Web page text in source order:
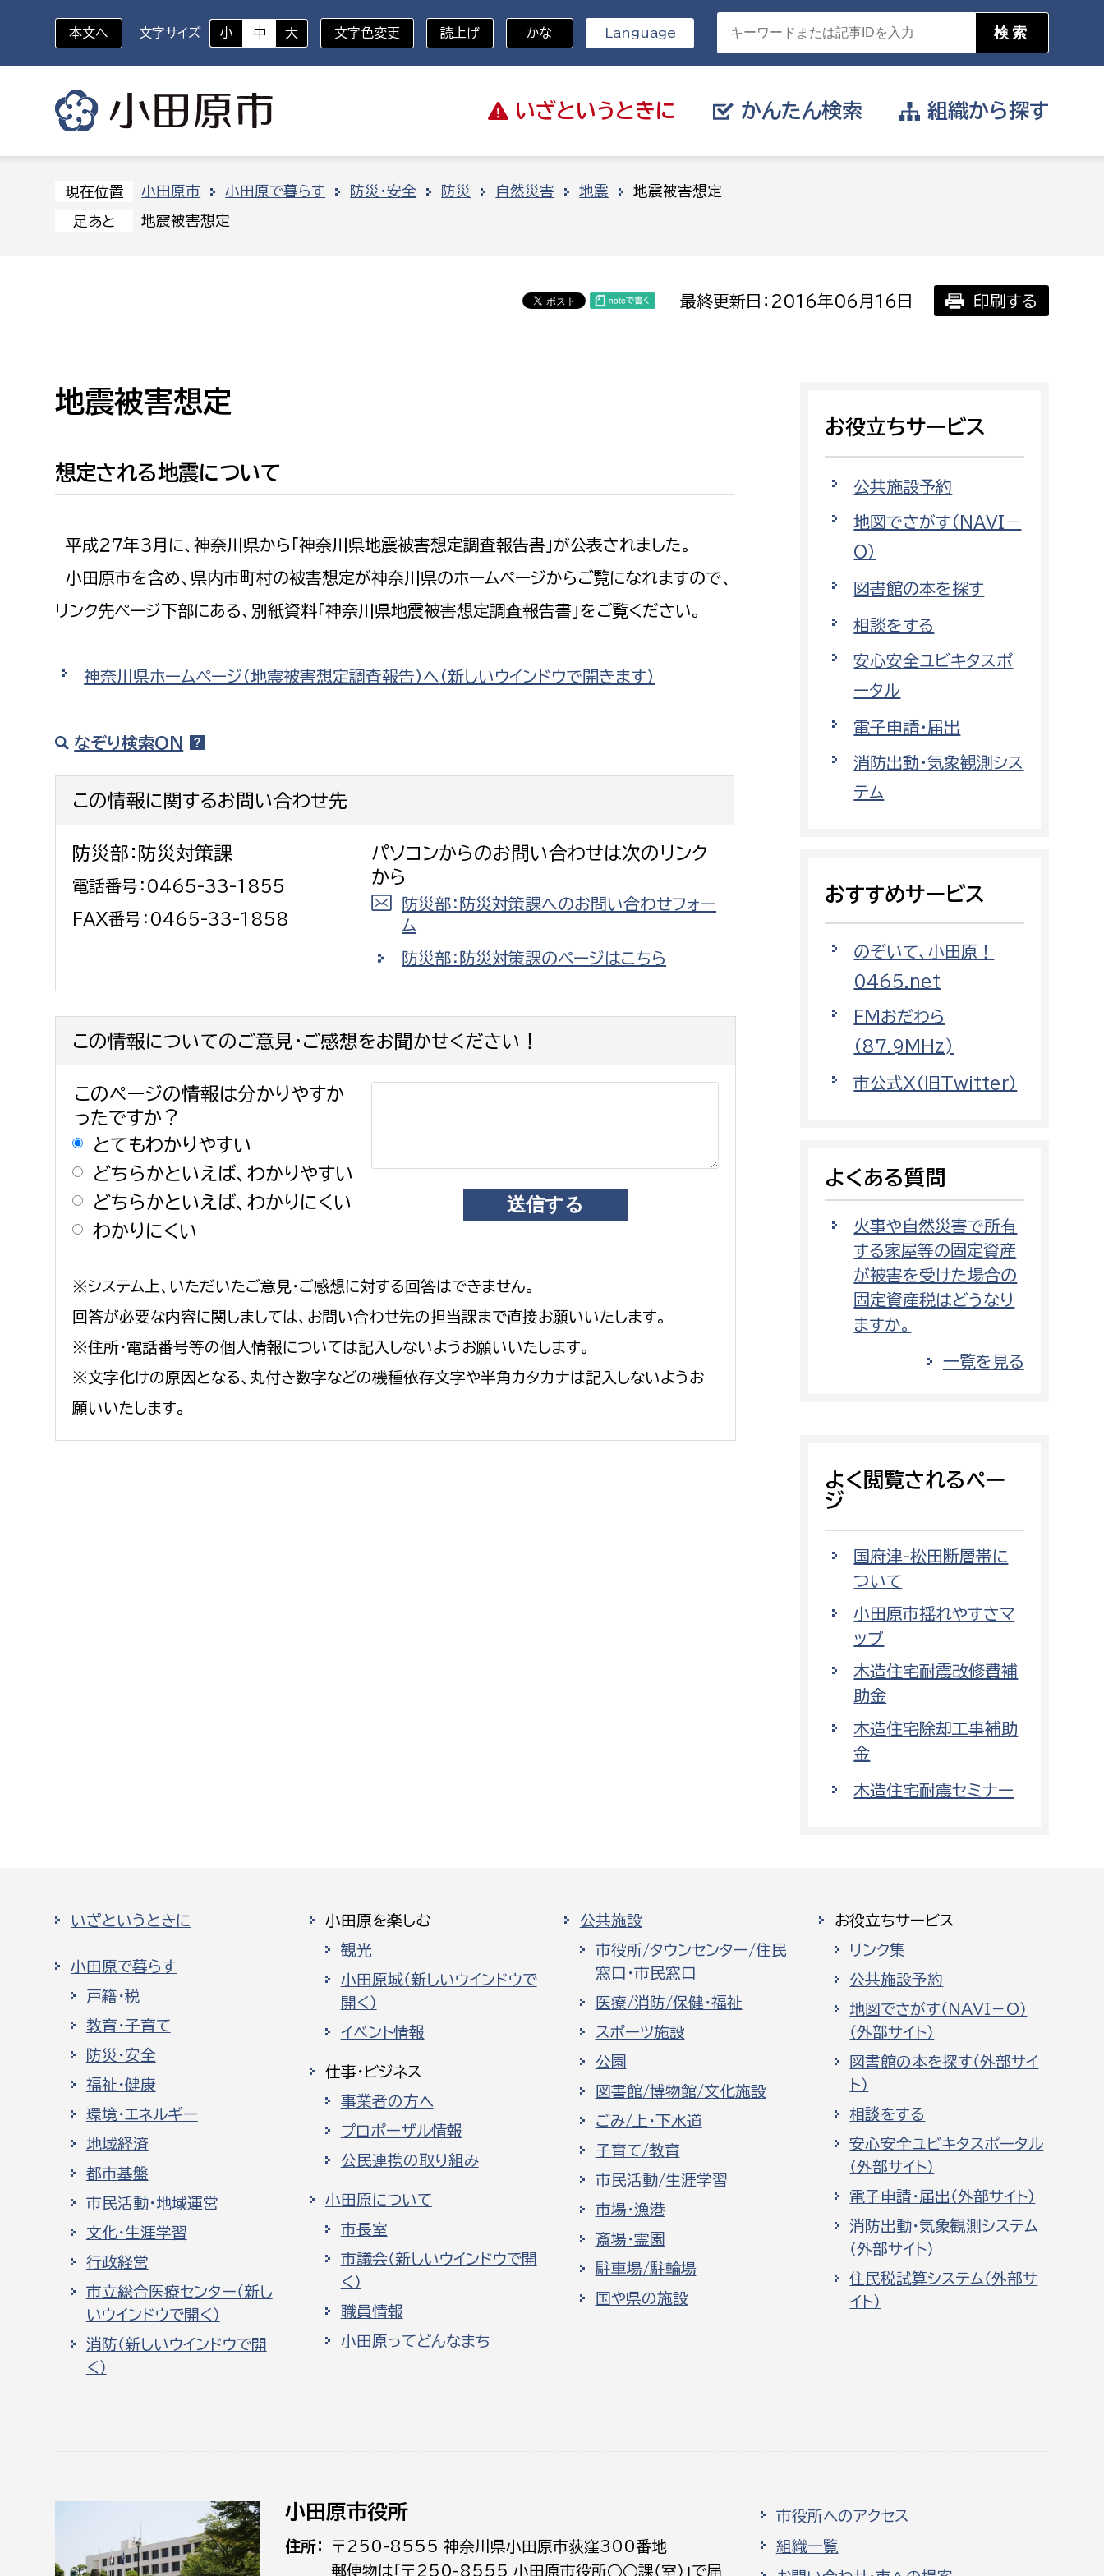
いざと いうときに
いざというときに
かんたん検索
対象者を選択
高校生・大学生など
妊産婦
障がい者
事業者
求職者
分野を選択
都市基盤
市民活動・地域づくり
観光
市議会
届け出や申請をしたい
支払いをしたい
働きたい
小田原のことを知りたい
イベント・講座などに参加したい
まちづくりに関わりたい
組織から探す
組織から探す
部に属さない室
職員課
市民部
地域安全課
人権・男女共同参画課
戸籍住民課
生涯学習課
文化財課
図書館
小田原城総合管理事務所
環境部
環境政策課
ゼロカーボン推進課
環境保護課
福祉政策課
生活援護課
高齢介護課
保険課
健康づくり課
子ども若者支援課
保育課
観光課
都市政策課
土木管理課
みどり公園課
建築課
消防総務課
予防課
警防計画課
情報司令課
警防第2課
上下水道局
経営総務課
給排水業務課
水道整備課
下水道整備課
浄水管理課
教育総務課
保健給食課
教育指導課
選挙管理委員会事務局
選挙管理委員会事務局
監査事務局
監査事務局
農業委員会事務局
本文へ 文字サイズ 小 中 大 文字色変更 読上げ かな Language
現在位置 小田原市 小田原で暮らす 防災・安全 防災 自然災害 地震 地震被害想定
足あと 地震被害想定
最終更新日：2016年06月16日 印刷する
地震被害想定
想定される地震について
平成２７年３月に、神奈川県から「神奈川県地震被害想定調査報告書」が公表されました。
小田原市を含め、県内市町村の被害想定が神奈川県のホームページからご覧になれますので、
リンク先ページ下部にある、別紙資料「神奈川県地震被害想定調査報告書」をご覧ください。
神奈川県ホームページ（地震被害想定調査報告）へ （新しいウインドウで開きます）
なぞり検索ON
この情報に関するお問い合わせ先
防災部：防災対策課
電話番号：0465-33-1855
FAX番号：0465-33-1858
パソコンからのお問い合わせは次のリンク
から
防災部：防災対策課へのお問い合わせフォー
ム
防災部：防災対策課のページはこちら
この情報についてのご意見・ご感想をお聞かせください！
このページの情報は分かりやすか
ったですか？
とてもわかりやすい
どちらかといえば、わかりやすい
どちらかといえば、わかりにくい
わかりにくい
※システム上、いただいたご意見・ご感想に対する回答はできません。
回答が必要な内容に関しましては、お問い合わせ先の担当課まで直接お願いいたします。
※住所・電話番号等の個人情報については記入しないようお願いいたします。
※文字化けの原因となる、丸付き数字などの機種依存文字や半角カタカナは記入しないようお
願いいたします。
お役立ちサービス
公共施設予約
地図でさがす（NAVI－
O）
図書館の本を探す
相談をする
安心安全ユビキタスポ
ータル
電子申請・届出
消防出動・気象観測シス
テム
おすすめサービス
のぞいて、小田原！
0465.net
FMおだわら
（87.9MHz)
市公式X（旧Twitter）
よくある質問
火事や自然災害で所有
する家屋等の固定資産
が被害を受けた場合の
固定資産税はどうなり
ますか。
一覧を見る
よく閲覧されるペー
ジ
国府津-松田断層帯に
ついて
小田原市揺れやすさマ
ップ
木造住宅耐震改修費補
助金
木造住宅除却工事補助
金
木造住宅耐震セミナー
いざというときに
小田原で暮らす
戸籍・税
教育・子育て
防災・安全
福祉・健康
環境・エネルギー
地域経済
都市基盤
市民活動・地域運営
文化・生涯学習
行政経営
市立総合医療センター（新し
いウインドウで開く）
消防（新しいウインドウで開
く）
小田原を楽しむ
観光
小田原城（新しいウインドウで
開く）
イベント情報
仕事・ビジネス
事業者の方へ
プロポーザル情報
公民連携の取り組み
小田原について
市長室
市議会（新しいウインドウで開
く）
職員情報
小田原ってどんなまち
公共施設
市役所/タウンセンター/住民
窓口・市民窓口
医療/消防/保健・福祉
スポーツ施設
公園
図書館/博物館/文化施設
ごみ/上・下水道
子育て/教育
市民活動/生涯学習
市場・漁港
斎場・霊園
駐車場/駐輪場
国や県の施設
お役立ちサービス
リンク集
公共施設予約
地図でさがす（NAVI－O）
（外部サイト）
図書館の本を探す（外部サイ
ト）
相談をする
安心安全ユビキタスポータル
（外部サイト）
電子申請・届出（外部サイト）
消防出動・気象観測システム
（外部サイト）
住民税試算システム（外部サ
イト）
小田原市役所
住所
〒250-8555 神奈川県小田原市荻窪300番地
郵便物は「〒250-8555 小田原市役所○○課（室）」で届
市役所へのアクセス
組織一覧